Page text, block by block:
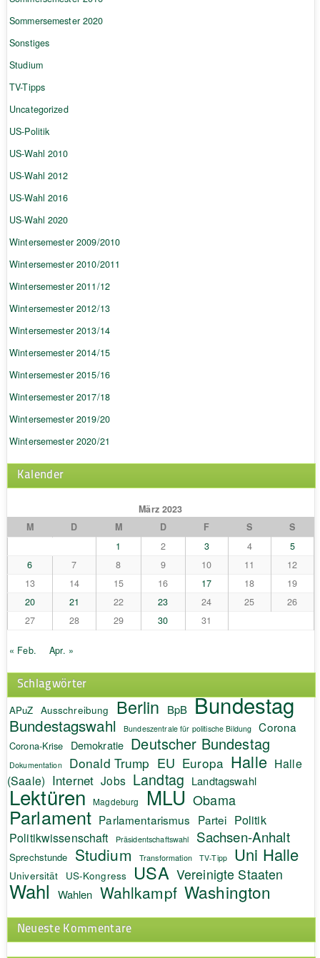
Sommersemester 2020
Sonstiges
Studium
TV-Tipps
Uncategorized
US-Politik
US-Wahl 2010
US-Wahl 2012
US-Wahl 2016
US-Wahl 2020
Wintersemester 2009/2010
Wintersemester 2010/2011
Wintersemester 2011/12
Wintersemester 2012/13
Wintersemester 2013/14
Wintersemester 2014/15
Wintersemester 2015/16
Wintersemester 2017/18
Wintersemester 2019/20
Wintersemester 2020/21
Kalender
März 2023
M
D M D F S
S
1
2 3 4
5
6
7 8 9 10 11
12
13
14 15 16 17 18
19
20
21 22 23 24 25
26
27
28 29 30 31
« Feb. Apr. »
Schlagwörter
APuZ Ausschreibung Berlin BpB Bundestag
Bundestagswahl Bundeszentrale für politische Bildung Corona
Corona-Krise Demokratie Deutscher Bundestag
Dokumentation Donald Trump EU Europa Halle Halle
(Saale) Internet Jobs Landtag Landtagswahl
Lektüren Magdeburg MLU Obama
Parlament Parlamentarismus Partei Politik
Politikwissenschaft Präsidentschaftswahl Sachsen-Anhalt
Sprechstunde Studium Transformation TV-Tipp Uni Halle
Universität US-Kongress USA Vereinigte Staaten
Wahl Wahlen Wahlkampf Washington
Neueste Kommentare